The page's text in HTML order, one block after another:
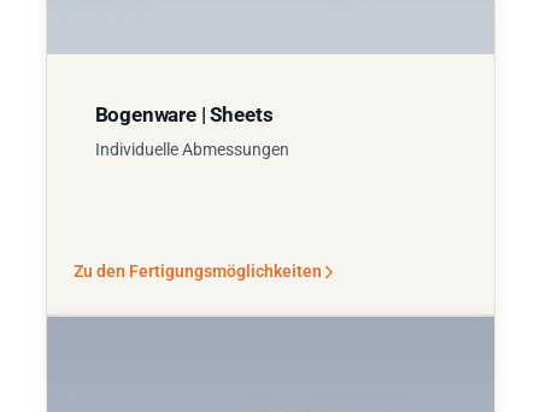
Bogenware | Sheets
Individuelle Abmessungen
Zu den Fertigungsmöglichkeiten